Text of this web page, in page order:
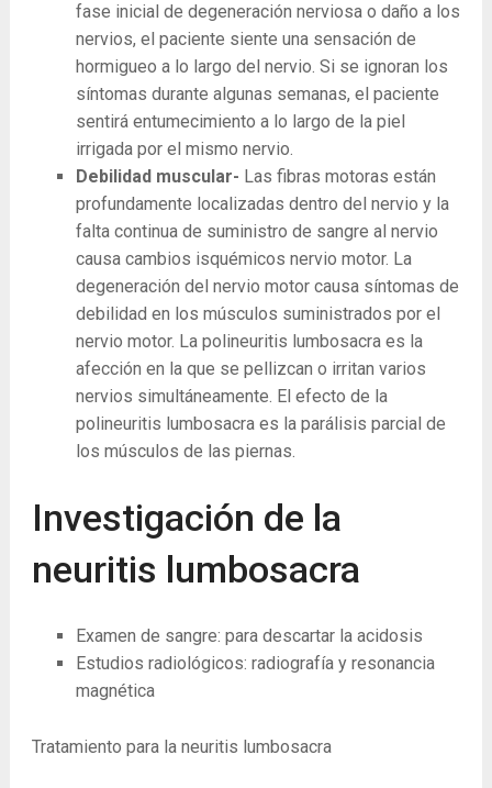
fase inicial de degeneración nerviosa o daño a los
nervios, el paciente siente una sensación de
hormigueo a lo largo del nervio. Si se ignoran los
síntomas durante algunas semanas, el paciente
sentirá entumecimiento a lo largo de la piel
irrigada por el mismo nervio.
Debilidad muscular- Las fibras motoras están
profundamente localizadas dentro del nervio y la
falta continua de suministro de sangre al nervio
causa cambios isquémicos nervio motor. La
degeneración del nervio motor causa síntomas de
debilidad en los músculos suministrados por el
nervio motor. La polineuritis lumbosacra es la
afección en la que se pellizcan o irritan varios
nervios simultáneamente. El efecto de la
polineuritis lumbosacra es la parálisis parcial de
los músculos de las piernas.
Investigación de la
neuritis lumbosacra
Examen de sangre: para descartar la acidosis
Estudios radiológicos: radiografía y resonancia
magnética
Tratamiento para la neuritis lumbosacra